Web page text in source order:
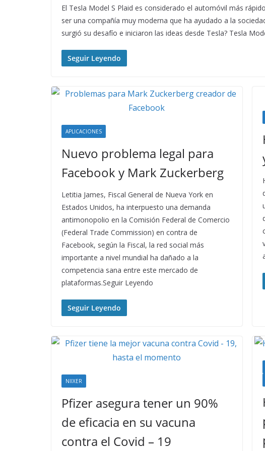
El Tesla Model S Plaid es considerado el automóvil más
ser una compañía muy moderna que ha ayudado a la
surgió su desafío e iniciaron las ideas desde Tesla? Tesla
Seguir Leyendo
APLICACIONES
Nuevo problema legal para
Facebook y Mark Zuckerberg
Letitia James, Fiscal General de Nueva York en
Estados Unidos, ha interpuesto una demanda
antimonopolio en la Comisión Federal de Comercio
(Federal Trade Commission) en contra de
Facebook, según la Fiscal, la red social más
importante a nivel mundial ha dañado a la
competencia sana entre este mercado de
plataformas.Seguir Leyendo
Seguir Leyendo
NIIXER
Pfizer asegura tener un 90%
de eficacia en su vacuna
contra el Covid – 19